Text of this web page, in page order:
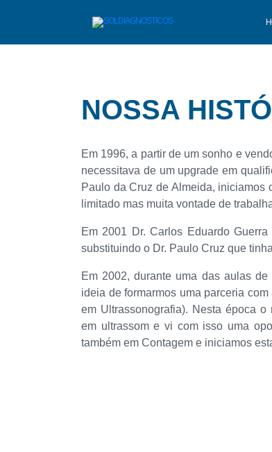
NOSSA
Em 1996, a partir de um sonho e
necessitava de um upgrade em
Paulo da Cruz de Almeida, iniciamos
limitado mas muita vontade de
Em 2001 Dr. Carlos Eduardo
substituindo o Dr. Paulo Cruz que
Em 2002, durante uma das aulas
ideia de formarmos uma parceria
em Ultrassonografia). Nesta época
em ultrassom e vi com isso uma
também em Contagem e iniciamos